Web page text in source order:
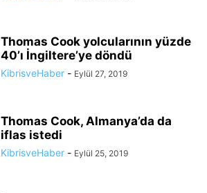
Thomas Cook yolcularının yüzde
40’ı İngiltere’ye döndü
KibrisveHaber - Eylül 27, 2019
Thomas Cook, Almanya’da da
iflas istedi
KibrisveHaber - Eylül 25, 2019